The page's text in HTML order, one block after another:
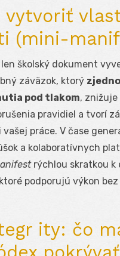
vytvoriť
(mini-
školský dokument
záväzok, ktorý
pod tlakom, znižuje
pravidiel a tvorí
práce. V čase
a kolaboratívnych
rýchlou skratkou k
podporujú výkon bez
ity: čo